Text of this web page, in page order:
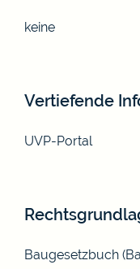
keine
Vertiefende
UVP-Portal
Baugesetzbuch